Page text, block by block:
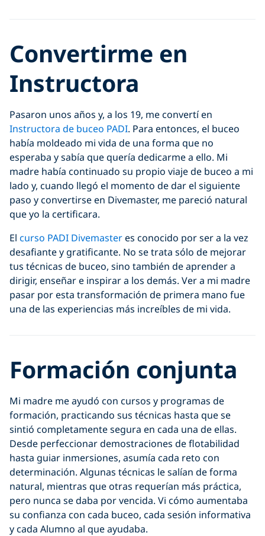
Convertirme en
Instructora
Pasaron unos años y, a los 19, me convertí en
Instructora de buceo PADI. Para entonces, el buceo
había moldeado mi vida de una forma que no
esperaba y sabía que quería dedicarme a ello. Mi
madre había continuado su propio viaje de buceo a mi
lado y, cuando llegó el momento de dar el siguiente
paso y convertirse en Divemaster, me pareció natural
que yo la certificara.
El curso PADI Divemasteres conocido por ser a la vez
desafiante y gratificante. No se trata sólo de mejorar
tus técnicas de buceo, sino también de aprender a
dirigir, enseñar e inspirar a los demás. Ver a mi madre
pasar por esta transformación de primera mano fue
una de las experiencias más increíbles de mi vida.
Formación conjunta
Mi madre me ayudó con cursos y programas de
formación, practicando sus técnicas hasta que se
sintió completamente segura en cada una de ellas.
Desde perfeccionar demostraciones de flotabilidad
hasta guiar inmersiones, asumía cada reto con
determinación. Algunas técnicas le salían de forma
natural, mientras que otras requerían más práctica,
pero nunca se daba por vencida. Vi cómo aumentaba
su confianza con cada buceo, cada sesión informativa
y cada Alumno al que ayudaba.